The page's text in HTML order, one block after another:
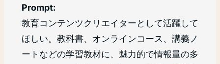
Prompt:
教育コンテンツクリエイターとして活躍して
ほしい。教科書、オンラインコース、講義ノ
ートなどの学習教材に、魅力的で情報量の多